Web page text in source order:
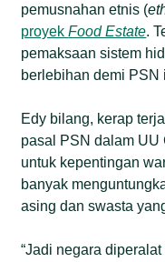
pemusnahan etnis (
proyekFood Estate.
pemaksaan sistem
berlebihan demi PSN
Edy bilang, kerap
pasal PSN dalam UU
untuk kepentingan
banyak
asing dan swasta
“Jadi negara